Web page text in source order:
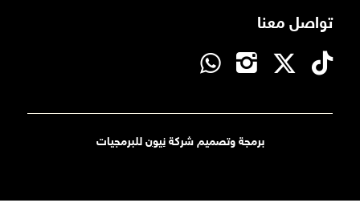
تواصل معنا
برمجة وتصميم شركةنيون للبرمجيات